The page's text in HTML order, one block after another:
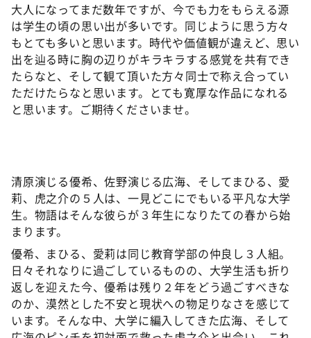
大人になってまだ数年ですが、今でも力をもらえる源
は学生の頃の思い出が多いです。同じように思う方々
もとても多いと思います。時代や価値観が違えど、思い
出を辿る時に胸の辺りがキラキラする感覚を共有でき
たらなと、そして観て頂いた方々同士で称え合ってい
ただけたらなと思います。とても寛厚な作品になれる
と思います。ご期待くださいませ。
清原演じる優希、佐野演じる広海、そしてまひる、愛
莉、虎之介の５人は、一見どこにでもいる平凡な大学
生。物語はそんな彼らが３年生になりたての春から始
まります。
優希、まひる、愛莉は同じ教育学部の仲良し３人組。
日々それなりに過ごしているものの、大学生活も折り
返しを迎えた今、優希は残り２年をどう過ごすべきな
のか、漠然とした不安と現状への物足りなさを感じて
います。そんな中、大学に編入してきた広海、そして